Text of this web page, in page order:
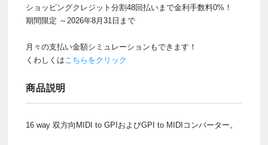
ショッピングクレジット分割48回払いまで金利手数料0%！
期間限定 ～2026年8月31日まで
月々の支払い金額シミュレーションもできます！
くわしくはこちらをクリック
商品説明
16 way 双方向MIDI to GPIおよびGPI to MIDIコンバーター。